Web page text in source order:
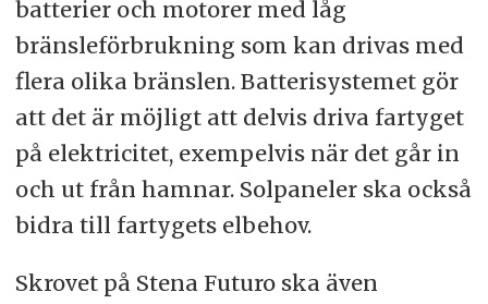
batterier och motorer med låg
bränsleförbrukning som kan drivas med
flera olika bränslen. Batterisystemet gör
att det är möjligt att delvis driva fartyget
på elektricitet, exempelvis när det går in
och ut från hamnar. Solpaneler ska också
bidra till fartygets elbehov.
Skrovet på Stena Futuro ska även